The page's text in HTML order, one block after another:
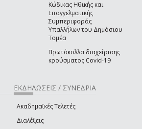
Κώδικας Ηθικής και
Επαγγελματικής
Συμπεριφοράς
Υπαλλήλων του Δημόσιου
Τομέα
Πρωτόκολλα διαχείρισης
κρούσματος Covid-19
ΕΚΔΗΛΩΣΕΙΣ / ΣΥΝΕΔΡΙΑ
Ακαδημαϊκές Τελετές
Διαλέξεις